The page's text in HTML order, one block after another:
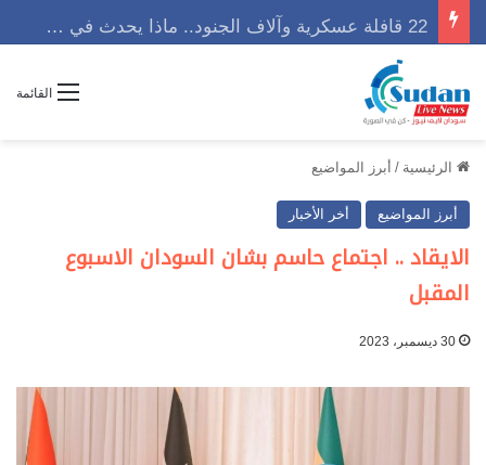
القائمة
الرئيسية / أبرز المواضيع
أبرز المواضيع أخر الأخبار
الايقاد .. اجتماع حاسم بشان السودان الاسبوع
المقبل
30 ديسمبر، 2023